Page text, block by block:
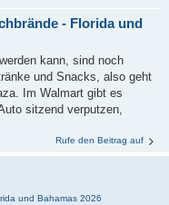
- Florida und
kann, sind noch
und Snacks, also geht
Im Walmart gibt es
sitzend verputzen,
Rufe den Beitrag auf
und Bahamas 2026